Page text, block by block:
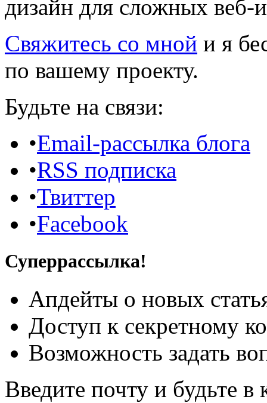
дизайн для сложных веб-
Свяжитесь со мной и я
по вашему проекту.
Будьте на связи:
•Email-рассылка блога
•RSS подписка
•Твиттер
•Facebook
Суперрассылка!
Апдейты о новых
Доступ к секретному
Возможность задать
Введите почту и будьте в